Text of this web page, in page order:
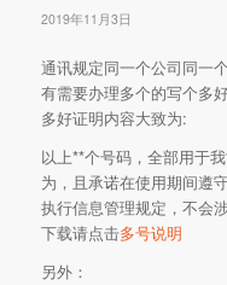
2019年11月3日
通讯规定同一个公司同一
有需要办理多个的写个多
多好证明内容大致为:
以上**个号码，全部用于
为，且承诺在使用期间遵
执行信息管理规定，不会
下载请点击多号说明
另外：